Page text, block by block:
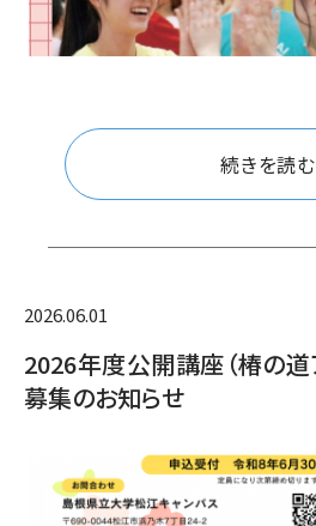
続きを読む
2026.06.01
2026年度公開講座（椿の道
募集のお知らせ